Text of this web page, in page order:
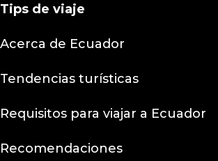
Tips de viaje
Acerca de Ecuador
Tendencias turísticas
Requisitos para viajar a Ecuador
Recomendaciones